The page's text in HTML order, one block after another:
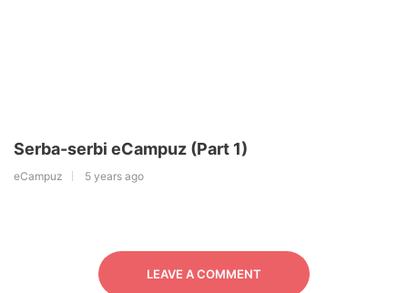
Serba-serbi eCampuz (Part 1)
eCampuz 5 years ago
LEAVE A COMMENT